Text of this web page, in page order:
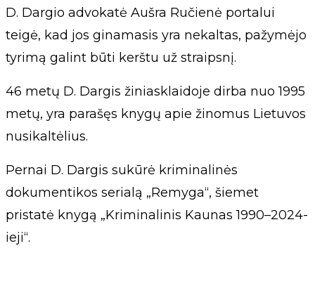
D. Dargio advokatė Aušra Ručienė portalui
teigė, kad jos ginamasis yra nekaltas, pažymėjo
tyrimą galint būti kerštu už straipsnį.
46 metų D. Dargis žiniasklaidoje dirba nuo 1995
metų, yra parašęs knygų apie žinomus Lietuvos
nusikaltėlius.
Pernai D. Dargis sukūrė kriminalinės
dokumentikos serialą „Remyga“, šiemet
pristatė knygą „Kriminalinis Kaunas 1990–2024-
ieji“.